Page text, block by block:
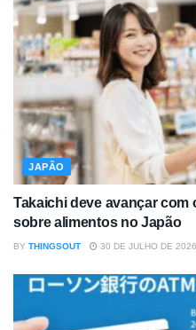
JAPÃO
Takaichi deve avançar
sobre alimentos no Japão
BY THINGSOUT 30 DE JULHO DE 2026